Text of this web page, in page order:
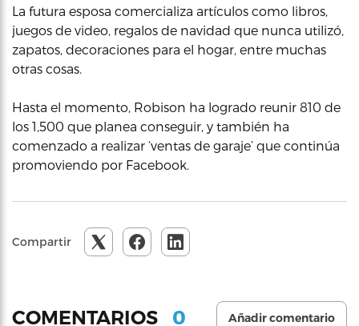
La futura esposa comercializa artículos como libros,
juegos de video, regalos de navidad que nunca utilizó,
zapatos, decoraciones para el hogar, entre muchas
otras cosas.
Hasta el momento, Robison ha logrado reunir 810 de
los 1,500 que planea conseguir, y también ha
comenzado a realizar ‘ventas de garaje’ que continúa
promoviendo por Facebook.
Compartir
COMENTARIOS 0 Añadir comentario